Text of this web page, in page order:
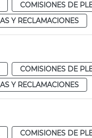
COMISIONES DE
Y RECLAMACIONES
COMISIONES DE
Y RECLAMACIONES
COMISIONES DE